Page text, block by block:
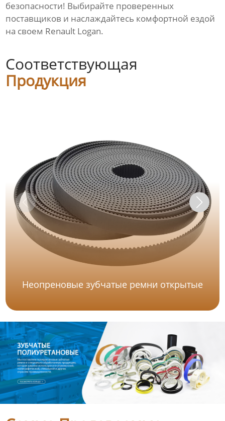
безопасности! Выбирайте проверенных
поставщиков и наслаждайтесь комфортной ездой
на своем Renault Logan.
Соответствующая
Продукция
Неопреновые зубчатые ремни открытые